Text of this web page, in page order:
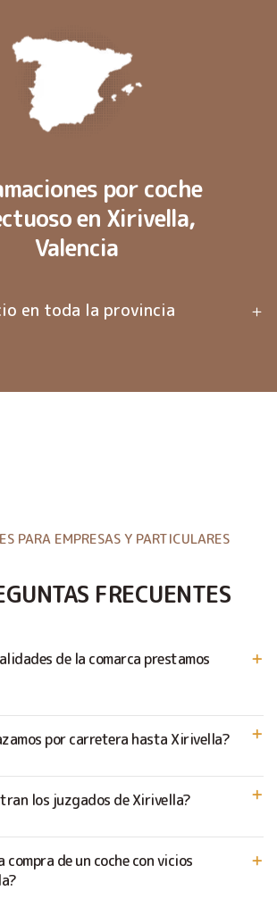
por coche
en Xirivella,
Valencia
en toda la provincia
PARA EMPRESAS Y PARTICULARES
FRECUENTES
de la comarca prestamos
por carretera hasta Xirivella?
los juzgados de Xirivella?
compra de un coche con vicios